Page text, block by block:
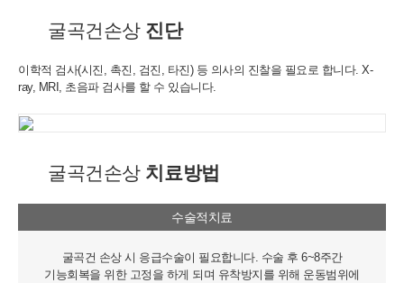
굴곡건손상 진단
이학적 검사(시진, 촉진, 검진, 타진) 등 의사의 진찰을 필요로 합니다. X-
ray, MRI, 초음파 검사를 할 수 있습니다.
굴곡건손상 치료방법
수술적치료
굴곡건 손상 시 응급수술이 필요합니다. 수술 후 6~8주간
기능회복을 위한 고정을 하게 되며 유착방지를 위해 운동범위에